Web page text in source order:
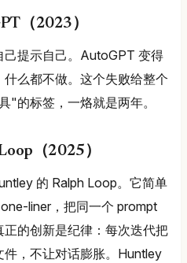
（2023）
己提示自己。AutoGPT 变得
么都不做。这个失败给整个
"的标签，一烙就是两年。
（2025）
的 Ralph Loop。它简单
liner，把同一个 prompt
的创新是纪律：每次迭代把
，不让对话膨胀。Huntley